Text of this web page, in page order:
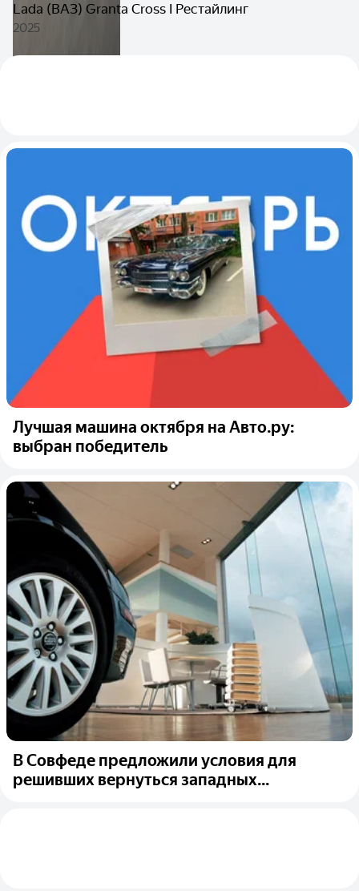
Lada (ВАЗ) Granta Cross I Рестайлинг
2025
Лучшая машина октября на Авто.ру:
выбран победитель
В Совфеде предложили условия для
решивших вернуться западных...